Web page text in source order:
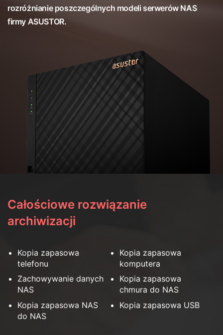
rozróżnianie poszczególnych modeli serwerów NAS
firmy ASUSTOR.
Całościowe rozwiązanie
archiwizacji
Kopia zapasowa
telefonu
Kopia zapasowa
komputera
Zachowywanie danych
NAS
Kopia zapasowa
chmura do NAS
Kopia zapasowa NAS
do NAS
Kopia zapasowa USB